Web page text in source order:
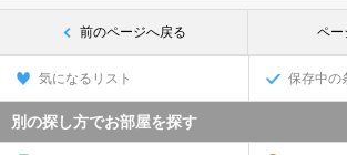
前のページへ戻る ペー
気になるリスト 保存中の
別の探し方でお部屋を探す